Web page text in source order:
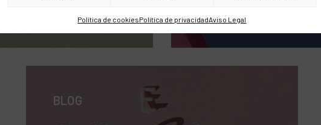
Política de cookiesPolítica de privacidadAviso Legal
BLOG